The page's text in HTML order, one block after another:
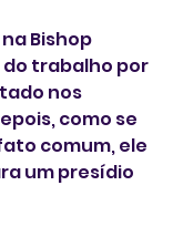
Bishop
trabalho por
nos
como se
comum, ele
um presídio